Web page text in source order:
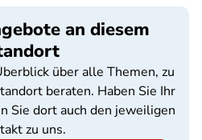
an diesem
über alle Themen, zu
beraten. Haben Sie Ihr
Sie dort auch den jeweiligen
zu uns.